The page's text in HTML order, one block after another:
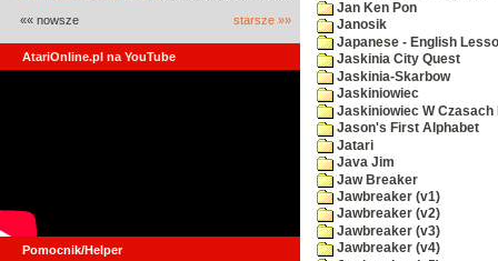
«« nowsze starsze »»
AtariOnline.pl na YouTube
Pomocnik/Helper
Jan Ken Pon
Janosik
Japanese - English
Jaskinia City Quest
Jaskinia-Skarbow
Jaskiniowiec
Jaskiniowiec W Czasach
Jason's First Alphabet
Jatari
Java Jim
Jaw Breaker
Jawbreaker (v1)
Jawbreaker (v2)
Jawbreaker (v3)
Jawbreaker (v4)